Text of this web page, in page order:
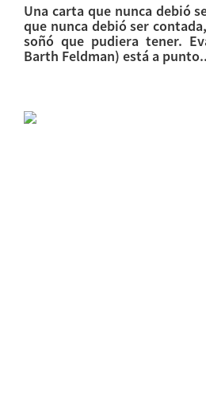
Una carta que nunca debió
que nunca debió ser
soñó que pudiera tener.
Barth Feldman) está a